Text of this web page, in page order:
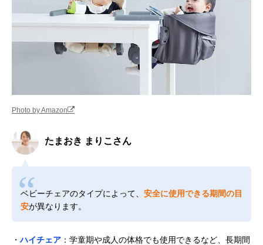
Photo by Amazon
たまおき まりこさん
ベビーチェアのタイプによって、 安全に使用できる期間の目
安が異なります。
・ハイチェア ：学童期や成人の体格でも使用できるなど、長期間